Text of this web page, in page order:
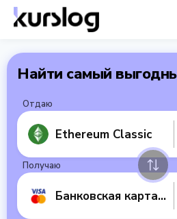
Найти самый
Отдаю
Ethereum Classic
Получаю
Банковская карта AMD